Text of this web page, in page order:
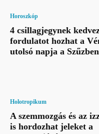
Horoszkóp
4 csillagjegynek
fordulatot hozhat a
utolsó napja a Szűzben
Holotropikum
A szemmozgás és az
is hordozhat jeleket a